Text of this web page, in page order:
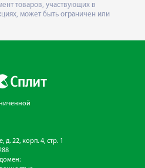
товаров, участвующих в
может быть ограничен или
22, корп. 4, стр. 1